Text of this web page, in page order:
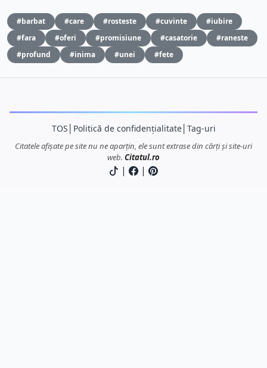
#barbat #care #rosteste #cuvinte
#iubire
#fara
#oferi #promisiune #casatorie
#raneste
#profund
#inima #unei #fete
TOS Politică de confidențialitate│ Tag-uri
Citatele afișate pe site nu ne aparțin, ele sunt extrase din cărți și site-uri
web. Citatul.ro
| |